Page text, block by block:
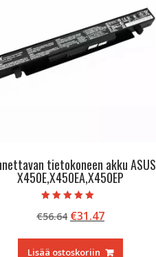
tietokoneen akku ASUS
X450E,X450EA,X450EP
tuotteesta:
4.50
€56.64 Alkuperäinen
oli:
€31.47Nykyinen
on:
Lisää ostoskoriin